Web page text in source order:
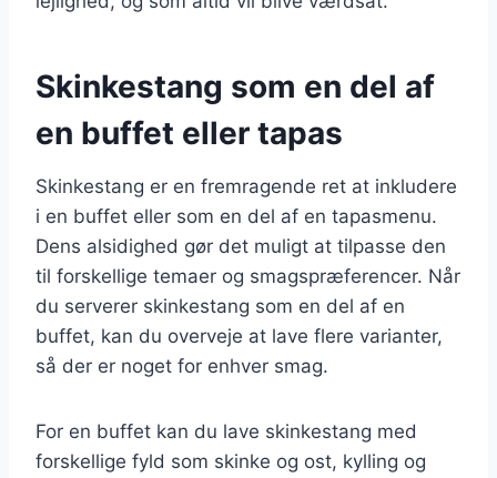
Skinkestang som en del af
en buffet eller tapas
Skinkestang er en fremragende ret at inkludere
i en buffet eller som en del af en tapasmenu.
Dens alsidighed gør det muligt at tilpasse den
til forskellige temaer og smagspræferencer. Når
du serverer skinkestang som en del af en
buffet, kan du overveje at lave flere varianter,
så der er noget for enhver smag.
For en buffet kan du lave skinkestang med
forskellige fyld som skinke og ost, kylling og